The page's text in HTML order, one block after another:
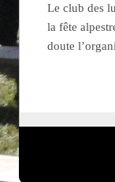
Le club des
la fête
doute